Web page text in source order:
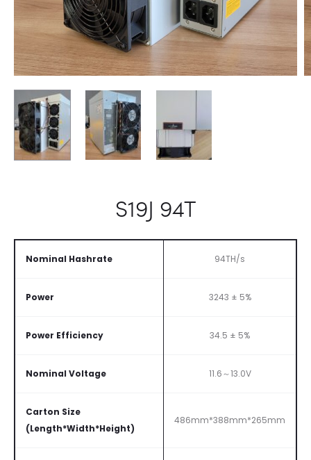
S19J 94T
Nominal Hashrate 94TH/s
Power 3243 ± 5%
Power Efficiency 34.5 ± 5%
Nominal Voltage 11.6～13.0V
Carton Size
(Length*Width*Height)
486mm*388mm*265mm